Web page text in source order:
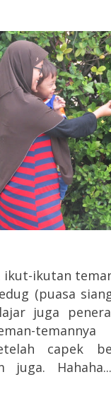
ikut-ikutan
(puasa
juga
temannya
capek
juga.